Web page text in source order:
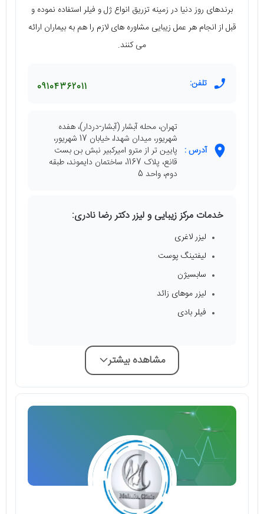
برندهای روز دنیا در زمینه تزریق انواع ژل و فیلر استفاده نموده و
قبل از انجام هر عمل زیبایی مشاوره های لازم را هم به بیماران ارائه
می کنند.
تلفن: 09104362011
آدرس :
تهران، محله آبشار (آبشار-دردار)، هفده
شهریور، میدان شهدا، خیابان 17 شهریور،
پایین تر از مترو امیرکبیر نبش بن بست
قانع، پلاک 1167، ساختمان دایموند، طبقه
دوم، واحد 5
خدمات مرکز زیبایی و لیزر دکتر رضا نادری:
لیزر لاغری
لیفتینگ پوست
سابسیژن
لیزر موهای زائد
فیلر بادی
مشاهده بیشتر